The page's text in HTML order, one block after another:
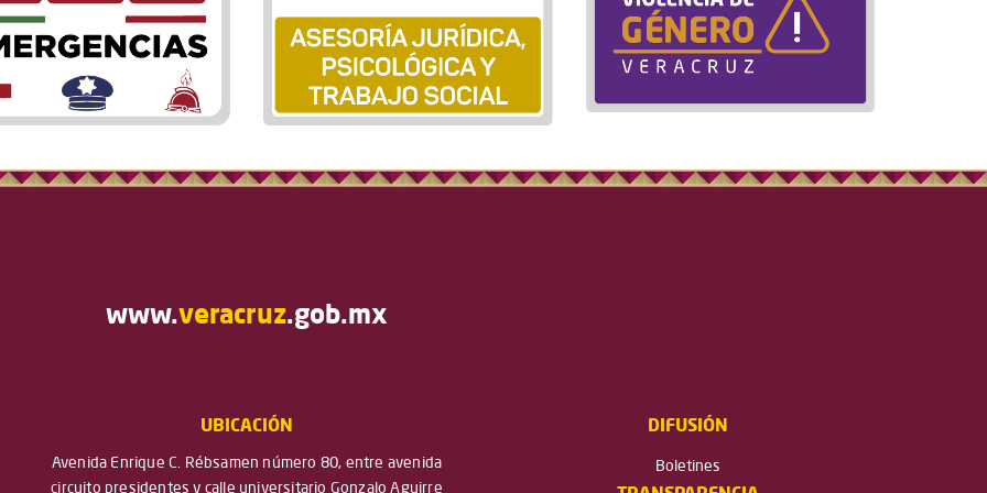
www.veracruz.gob.mx
UBICACIÓN
Avenida Enrique C. Rébsamen número 80, entre avenida
circuito presidentes y calle universitario Gonzalo Aguirre
DIFUSIÓN
Boletines